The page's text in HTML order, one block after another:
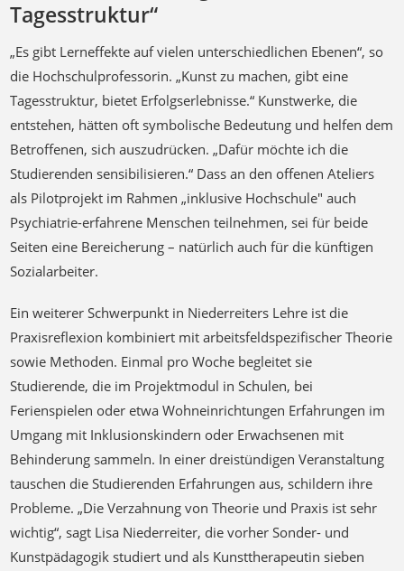
Tagesstruktur“
„Es gibt Lerneffekte auf vielen unterschiedlichen Ebenen“, so
die Hochschulprofessorin. „Kunst zu machen, gibt eine
Tagesstruktur, bietet Erfolgserlebnisse.“ Kunstwerke, die
entstehen, hätten oft symbolische Bedeutung und helfen dem
Betroffenen, sich auszudrücken. „Dafür möchte ich die
Studierenden sensibilisieren.“ Dass an den offenen Ateliers
als Pilotprojekt im Rahmen „inklusive Hochschule" auch
Psychiatrie-erfahrene Menschen teilnehmen, sei für beide
Seiten eine Bereicherung – natürlich auch für die künftigen
Sozialarbeiter.
Ein weiterer Schwerpunkt in Niederreiters Lehre ist die
Praxisreflexion kombiniert mit arbeitsfeldspezifischer Theorie
sowie Methoden. Einmal pro Woche begleitet sie
Studierende, die im Projektmodul in Schulen, bei
Ferienspielen oder etwa Wohneinrichtungen Erfahrungen im
Umgang mit Inklusionskindern oder Erwachsenen mit
Behinderung sammeln. In einer dreistündigen Veranstaltung
tauschen die Studierenden Erfahrungen aus, schildern ihre
Probleme. „Die Verzahnung von Theorie und Praxis ist sehr
wichtig“, sagt Lisa Niederreiter, die vorher Sonder- und
Kunstpädagogik studiert und als Kunsttherapeutin sieben